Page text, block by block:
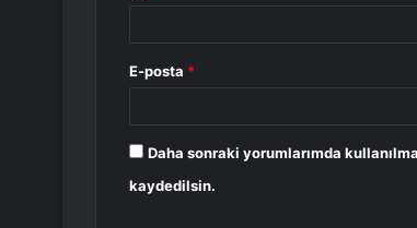
E-posta *
Daha sonraki yorumlarımda
kaydedilsin.